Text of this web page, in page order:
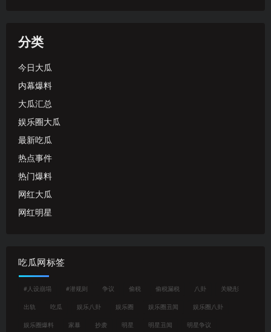
分类
今日大瓜
内幕爆料
大瓜汇总
娱乐圈大瓜
最新吃瓜
热点事件
热门爆料
网红大瓜
网红明星
吃瓜网标签
#人设崩塌 #潜规则 争议 偷税 偷税漏税 八卦 关晓彤
出轨 吃瓜 娱乐八卦 娱乐圈 娱乐圈丑闻 娱乐圈八卦
娱乐圈爆料 家暴 抄袭 明星 明星丑闻 明星争议